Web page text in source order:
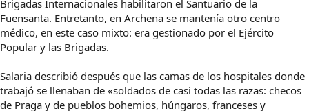
Brigadas Internacionales habilitaron el Santuario de la
Fuensanta. Entretanto, en Archena se mantenía otro centro
médico, en este caso mixto: era gestionado por el Ejército
Popular y las Brigadas.
Salaria describió después que las camas de los hospitales donde
trabajó se llenaban de «soldados de casi todas las razas: checos
de Praga y de pueblos bohemios, húngaros, franceses y